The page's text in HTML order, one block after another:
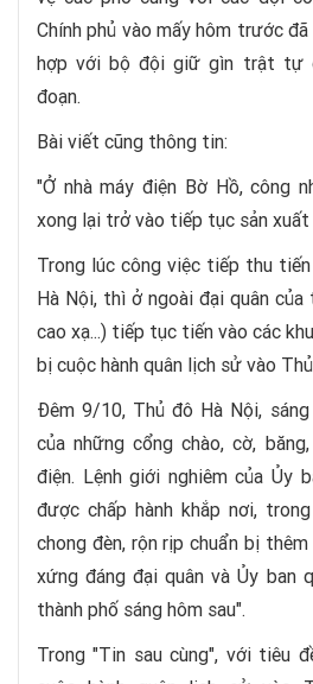
Chính phủ vào mấy hôm trước
hợp với bộ đội giữ gìn trật tự
đoạn.
Bài viết cũng thông tin:
"Ở nhà máy điện Bờ Hồ, công
xong lại trở vào tiếp tục sản xuất
Trong lúc công việc tiếp thu
Hà Nội, thì ở ngoài đại quân của
cao xạ...) tiếp tục tiến vào các
bị cuộc hành quân lịch sử vào
Đêm 9/10, Thủ đô Hà Nội,
của những cổng chào, cờ,
điện. Lệnh giới nghiêm của Ủy
được chấp hành khắp nơi,
chong đèn, rộn rịp chuẩn bị
xứng đáng đại quân và Ủy ban
thành phố sáng hôm sau".
Trong "Tin sau cùng", với tiêu